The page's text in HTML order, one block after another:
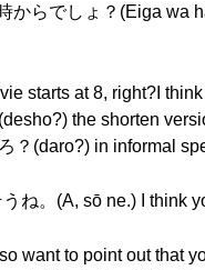
からでしょ？(Eiga wa
starts at 8, right?I
the shorten
？(daro?) in informal
ね。(A, sō ne.) I think
want to point out that